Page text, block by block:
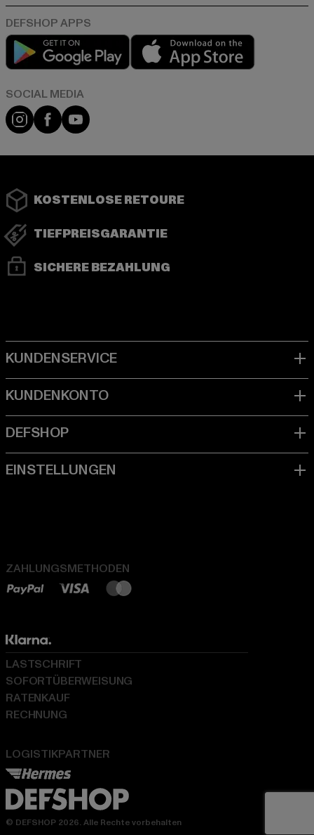
Play market
Instagram
FacebookYouTube
KOSTENLOSE RETOURE
TIEFPREISGARANTIE
SICHERE BEZAHLUNG
ZAHLUNGSMETHODEN
LOGISTIKPARTNER
LASTSCHRIFT
SOFORTÜBERWEISUNG
RATENKAUF
RECHNUNG
© DEFSHOP 2026. Alle Rechte vorbehalten